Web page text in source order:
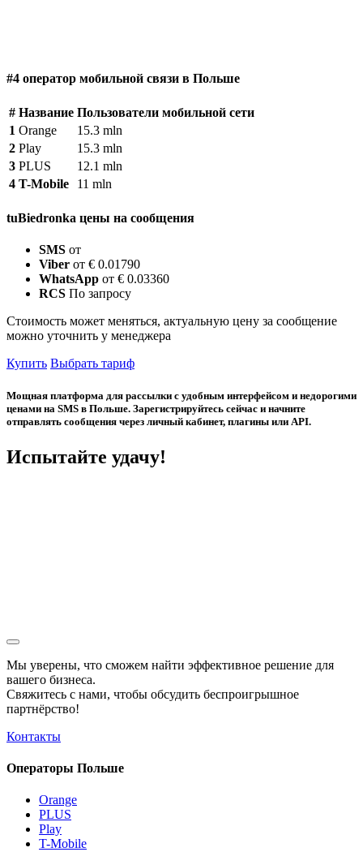
#4 оператор мобильной связи в Польше
# Название Пользователи мобильной сети
1 Orange
15.3 mln
2 Play
15.3 mln
3 PLUS
12.1 mln
4 T-Mobile 11 mln
tuBiedronka цены на сообщения
SMS от
Viber от € 0.01790
WhatsApp от € 0.03360
RCS По запросу
Стоимость может меняться, актуальную цену за сообщение
можно уточнить у менеджера
Купить Выбрать тариф
Мощная платформа для рассылки с удобным интерфейсом и недорогими
ценами на SMS в Польше. Зарегистрируйтесь сейчас и начните
отправлять сообщения через личный кабинет, плагины или API.
Испытайте удачу!
Мы уверены, что сможем найти эффективное решение для
вашего бизнеса.
Свяжитесь с нами, чтобы обсудить беспроигрышное
партнёрство!
Контакты
Операторы Польше
Orange
PLUS
Play
T-Mobile